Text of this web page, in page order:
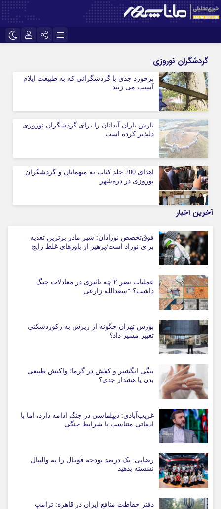
سروش ایتا
آپارات رمز عبور
مرا به خاطر بسپار
گردشگران نوروزی
برخورد جدی با گردشگرانی که به طبیعت ایلام
آسیب می زنند
بارش باران آبدانان را برای گردشگران نوروزی
دلپذیر کرده است
اهدای 200 جلد کتاب به میهمانان و گردشگران
نوروزی در دره‌شهر
آخرین اخبار
فوق‌تخصص نوزادان: شیر مادر برترین تغذیه
برای نوزاد است/پرهیز از باورهای غلط رایج
عملیات نصر ۲ چه تاثیری در معادلات جنگ
داشت؟ *سعدالله زارعی
بورس تهران چگونه از ریزش به رکوردشکنی
تغییر مسیر داد؟
تنگی انگشتر و کفش در گرما؛ واکنش طبیعی
بدن یا هشدار جدی؟
غریب‌آبادی: دیپلماسی در جنگ ادامه دارد، اما با
ادبیاتی متناسب با شرایط جنگی
رضایی: یک درصد بودجه فوتبال را به والیبال
نشسته بدهید
دفتر حفاظت منافع ایران در قاهره: ترامپ